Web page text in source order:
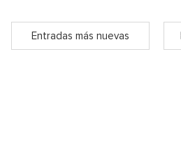
Entradas más nuevas